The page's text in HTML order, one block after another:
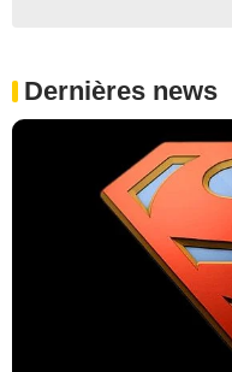
Dernières news